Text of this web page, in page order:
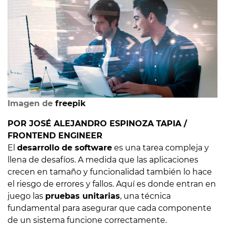
Imagen de freepik
POR JOSÉ ALEJANDRO ESPINOZA TAPIA /
FRONTEND ENGINEER
El desarrollo de software es una tarea compleja y
llena de desafíos. A medida que las aplicaciones
crecen en tamaño y funcionalidad también lo hace
el riesgo de errores y fallos. Aquí es donde entran en
juego las pruebas unitarias, una técnica
fundamental para asegurar que cada componente
de un sistema funcione correctamente.